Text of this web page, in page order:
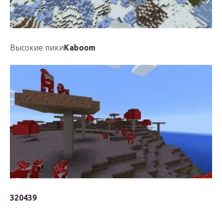
Высокие пикиKaboom
320439